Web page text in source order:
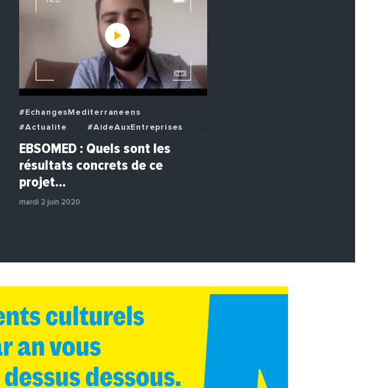
#EchangesMediterraneens
#Actualite
#AideAuxEntreprises
#AvisDExperts
#BuzzNews
#Decideurs
#EchangesMediterraneens
#Economie
#Institutions
EBSOMED : Quels sont les
résultats concrets de ce
projet…
mardi 2 juin 2020